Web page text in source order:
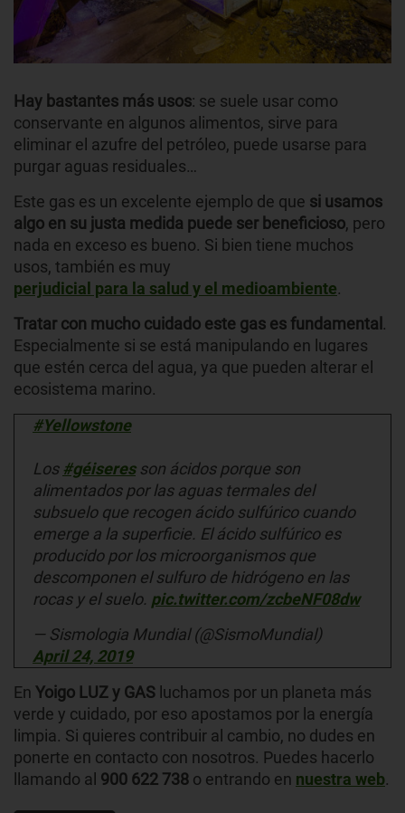
Hay bastantes más usos: se suele usar como
conservante en algunos alimentos, sirve para
eliminar el azufre del petróleo, puede usarse para
purgar aguas residuales…
Este gas es un excelente ejemplo de que si usamos
algo en su justa medida puede ser beneficioso, pero
nada en exceso es bueno. Si bien tiene muchos
usos, también es muy
perjudicial para la salud y el medioambiente.
Tratar con mucho cuidado este gas es fundamental .
Especialmente si se está manipulando en lugares
que estén cerca del agua, ya que pueden alterar el
ecosistema marino.
#Yellowstone
Los #géiseresson ácidos porque son
alimentados por las aguas termales del
subsuelo que recogen ácido sulfúrico cuando
emerge a la superficie. El ácido sulfúrico es
producido por los microorganismos que
descomponen el sulfuro de hidrógeno en las
rocas y el suelo. pic.twitter.com/zcbeNF08dw
— Sismologia Mundial (@SismoMundial)
April 24, 2019
En Yoigo LUZ y GAS luchamos por un planeta más
verde y cuidado, por eso apostamos por la energía
limpia. Si quieres contribuir al cambio, no dudes en
ponerte en contacto con nosotros. Puedes hacerlo
llamando al 900 622 738 o entrando en nuestra web.